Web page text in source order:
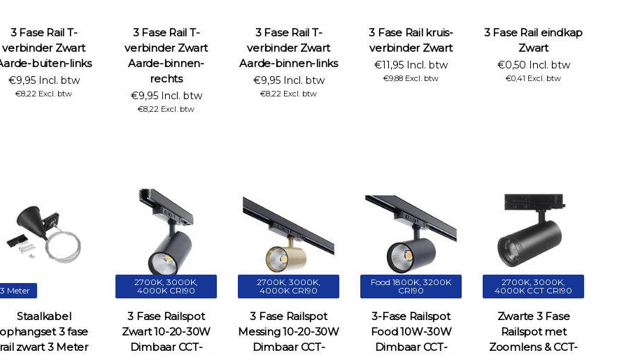
3 Fase Rail T-
verbinder Zwart
buiten-links
€9,95 Incl. btw
€8,22 Excl. btw
3 Fase Rail T-
verbinder Zwart
Aarde-binnen-
rechts
€9,95 Incl. btw
€8,22 Excl. btw
3 Fase Rail T-
verbinder Zwart
Aarde-binnen-links
€9,95 Incl. btw
€8,22 Excl. btw
3 Fase Rail kruis-
verbinder Zwart
€11,95 Incl. btw
€9,88 Excl. btw
3 Fase Rail eindkap
Zwart
€0,50 Incl. btw
€0,41 Excl. btw
3 Meter
Staalkabel
ophangset 3 fase
rail zwart 3 Meter
2700K, 3000K,
4000K CRI90
3 Fase Railspot
Zwart 10-20-30W
Dimbaar CCT-
2700K, 3000K,
4000K CRI90
3 Fase Railspot
Messing 10-20-30W
Dimbaar CCT-
Food 1800K, 3200K
CRI90
3-Fase Railspot
Food 10W-30W
Dimbaar CCT-
2700K, 3000K,
4000K CCT CRI90
Zwarte 3 Fase
Railspot met
Zoomlens & CCT-